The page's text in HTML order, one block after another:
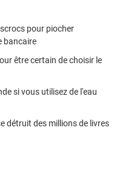
pour piocher
bancaire
être certain de choisir le
si vous utilisez de l'eau
détruit des millions de livres